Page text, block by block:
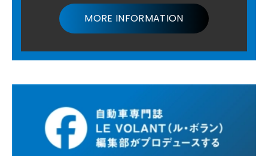
MORE INFORMATION